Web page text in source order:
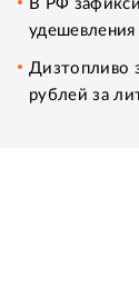
В РФ
удешевления
Дизтопливо
рублей за